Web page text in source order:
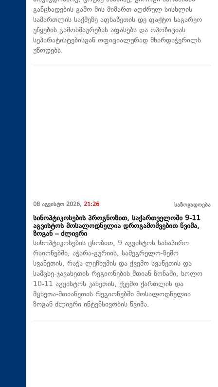
განცხადების გამო მის მიმართ აღძრულ სისხლის
სამართლის საქმეზე აფხაზეთის დე ფაქტო საგარეო
უწყების გამოხმაურებას აფასებს და ოპოზიციას
სეპარატისტებისგან ოფიციალურად მხარდაჭერილს
უწოდებს.
08 აგვისტო 2026, 21:26 საზოგადოება
სინოპტიკოსების პროგნოზით, საქართველოში 9-11
აგვისტოს მოსალოდნელია დროგამოშვებით წვიმა,
ზოგან – ძლიერი
სინოპტიკოსების ცნობით, 9 აგვისტოს სანაპირო
რაიონებში, აჭარა-გურიის, სამეგრელო-ზემო
სვანეთის, რაჭა-ლეჩხუმის და ქვემო სვანეთის და
სამცხე-ჯავახეთის რეგიონების მთიან ზონაში, ხოლო
10-11 აგვისტოს კახეთის, ქვემო ქართლის და
მცხეთა-მთიანეთის რეგიონებში მოსალოდნელია
ზოგან ძლიერი ინტენსივობის წვიმა.